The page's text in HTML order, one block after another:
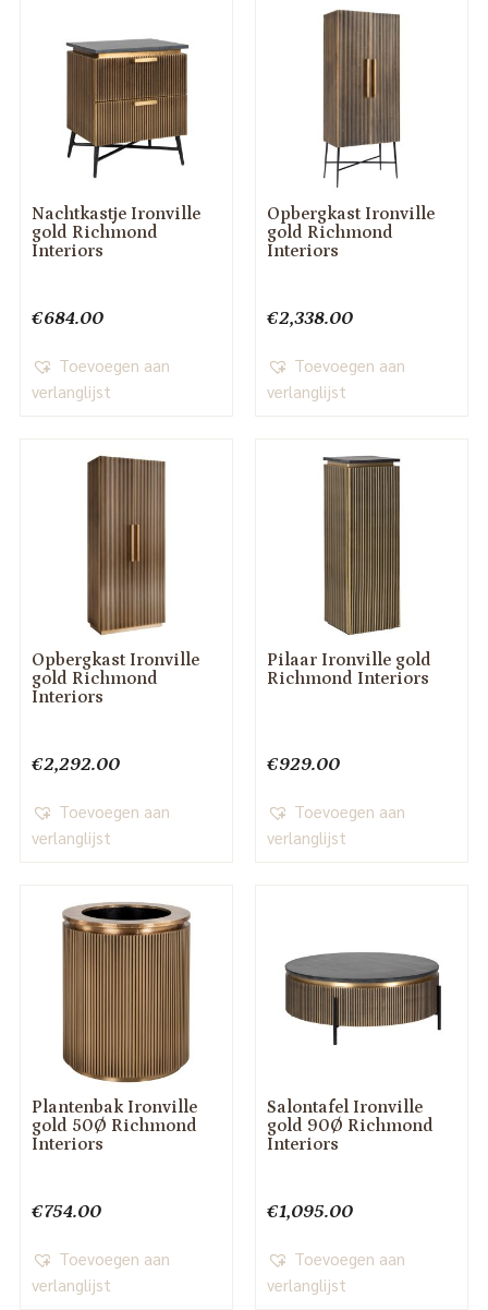
Nachtkastje Ironville
gold Richmond
Interiors
€684.00
Toevoegen aan
verlanglijst
Opbergkast Ironville
gold Richmond
Interiors
€2,338.00
Toevoegen aan
verlanglijst
Opbergkast Ironville
gold Richmond
Interiors
€2,292.00
Toevoegen aan
verlanglijst
Pilaar Ironville gold
Richmond Interiors
€929.00
Toevoegen aan
verlanglijst
Plantenbak Ironville
gold 50Ø Richmond
Interiors
€754.00
Toevoegen aan
verlanglijst
Salontafel Ironville
gold 90Ø Richmond
Interiors
€1,095.00
Toevoegen aan
verlanglijst